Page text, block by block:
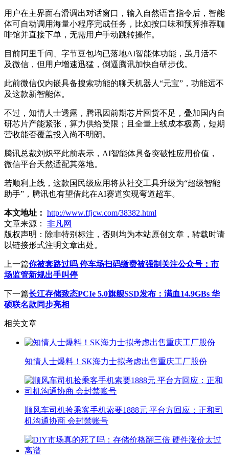
用户在主界面右滑调出对话窗口，输入自然语言指令后，智能
体可自动调用海量小程序完成任务，比如按口味和预算推荐咖
啡馆并直接下单，无需用户手动跳转操作。
目前阿里千问、字节豆包均已落地AI智能体功能，虽月活不
及微信，但用户增速迅猛，倒逼腾讯加快自研步伐。
此前微信仅内嵌具备搜索功能的聊天机器人“元宝”，功能远不
及这款新智能体。
不过，知情人士透露，腾讯因前期芯片囤货不足，叠加国内自
研芯片产能紧张，算力供给受限；且全量上线成本极高，短期
营收能否覆盖投入尚不明朗。
腾讯总裁刘炽平此前表示，AI智能体具备突破性应用价值，
微信平台天然适配其落地。
若顺利上线，这款国民级应用将从社交工具升级为“超级智能
助手”，腾讯也有望借此在AI赛道实现弯道超车。
本文地址： http://www.ffjcw.com/38382.html
文章来源：
非凡网
版权声明： 除非特别标注，否则均为本站原创文章，转载时请
以链接形式注明文章出处。
上一篇你被套路过吗 停车场扫码缴费被强制关注公众号：市
场监管新规出手叫停
下一篇长江存储致态PCIe 5.0旗舰SSD发布：满血14.9GBs 华
硕联名款同步亮相
相关文章
知情人士爆料！SK海力士拟考虑出售重庆工厂股份
顺风车司机捡乘客手机索要1888元 平台方回应：正和司
机沟通协商 会封禁账号